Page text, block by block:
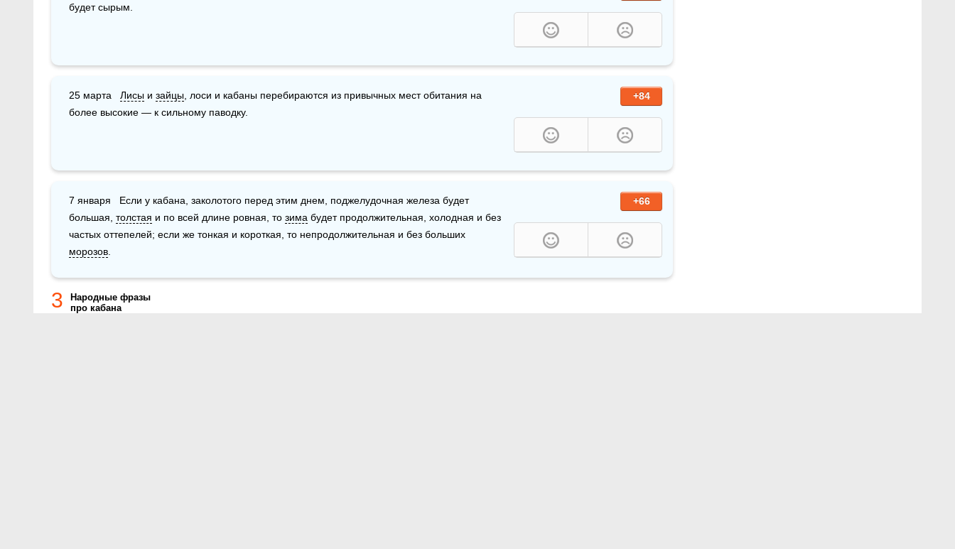
будет сырым.
+84
25 марта Лисы и зайцы , лоси и кабаны перебираются из привычных мест обитания на
более высокие — к сильному паводку.
+66
7 января   Если у кабана, заколотого перед этим днем, поджелудочная железа будет
большая, толстая и по всей длине ровная, то зима будет продолжительная, холодная и без
морозов
3
Народные фразы
про кабана